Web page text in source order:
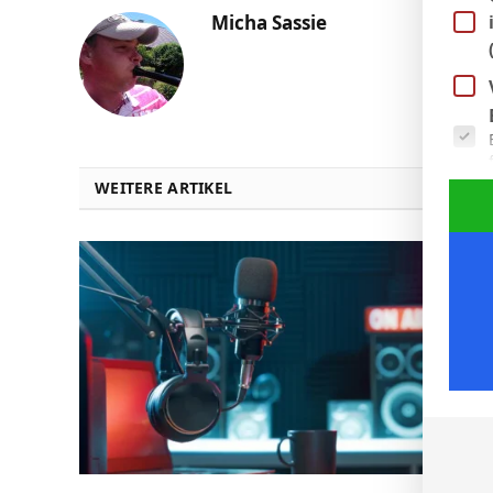
Micha Sassie
WEITERE ARTIKEL
Es